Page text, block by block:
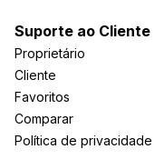
Suporte ao Cliente
Proprietário
Cliente
Favoritos
Comparar
Política de privacidade